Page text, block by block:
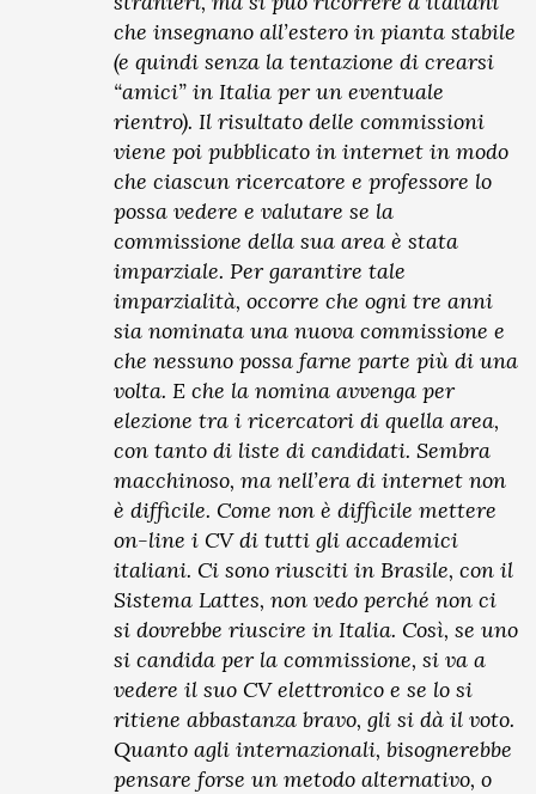
che insegnano all’estero in pianta stabile
(e quindi senza la tentazione di crearsi
“amici” in Italia per un eventuale
rientro). Il risultato delle commissioni
viene poi pubblicato in internet in modo
che ciascun ricercatore e professore lo
possa vedere e valutare se la
commissione della sua area è stata
imparziale. Per garantire tale
imparzialità, occorre che ogni tre anni
sia nominata una nuova commissione e
che nessuno possa farne parte più di una
volta. E che la nomina avvenga per
elezione tra i ricercatori di quella area,
con tanto di liste di candidati. Sembra
macchinoso, ma nell’era di internet non
è difficile. Come non è difficile mettere
on-line i CV di tutti gli accademici
italiani. Ci sono riusciti in Brasile, con il
Sistema Lattes, non vedo perché non ci
si dovrebbe riuscire in Italia. Così, se uno
si candida per la commissione, si va a
vedere il suo CV elettronico e se lo si
ritiene abbastanza bravo, gli si dà il voto.
Quanto agli internazionali, bisognerebbe
pensare forse un metodo alternativo, o